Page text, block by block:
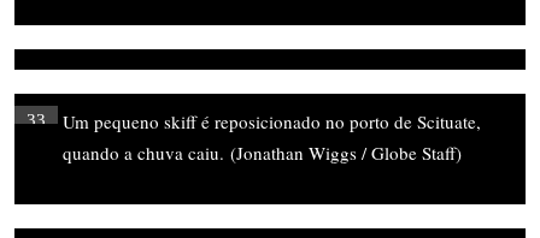
33
Um pequeno skiff é reposicionado no porto de Scituate,
quando a chuva caiu. (Jonathan Wiggs / Globe Staff)